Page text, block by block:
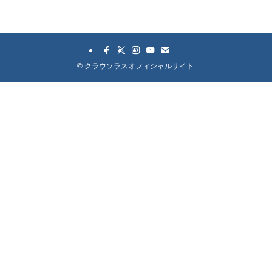
©クラウソラスオフィシャルサイト.